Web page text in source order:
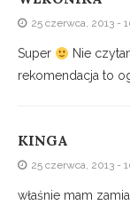
25 czerwca, 2013 -
Super
Nie
rekomendacja to
KINGA
25 czerwca, 2013 -
właśnie mam